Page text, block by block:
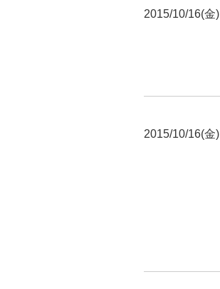
2015/10/16(金)
2015/10/16(金)